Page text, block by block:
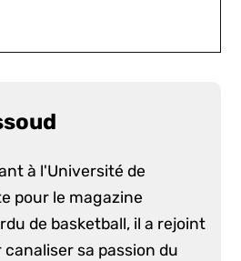
à l'Université de
pour le magazine
de basketball, il a rejoint
sa passion du